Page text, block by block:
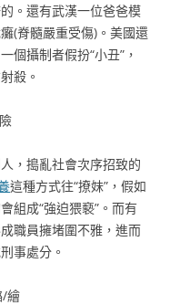
。還有武漢一位爸爸模
(脊髓嚴重受傷)。美國還
攝制者假扮“小丑”，
殺。
，搗亂社會次序招致的
這種方式往“撩妹”，假如
組成“強迫猥褻”。而有
職員擁堵圍不雅，進而
事處分。
/繪